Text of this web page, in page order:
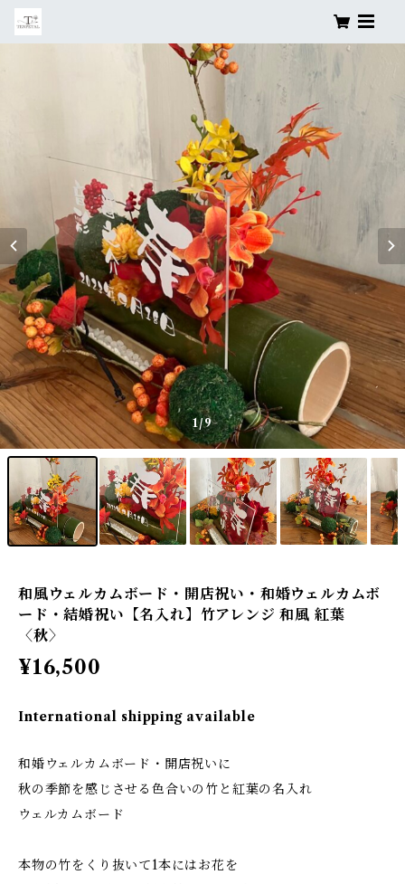
1/9
和風ウェルカムボード・開店祝い・和婚ウェルカムボ
ード・結婚祝い【名入れ】竹アレンジ 和風 紅葉
〈秋〉
¥16,500
International shipping available
和婚ウェルカムボード・開店祝いに
秋の季節を感じさせる色合いの竹と紅葉の名入れ
ウェルカムボード
本物の竹をくり抜いて1本にはお花を